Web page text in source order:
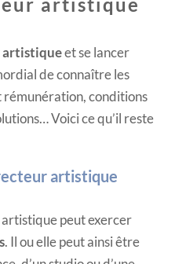
artistique
artistiqueet se lancer
de connaître les
rémunération, conditions
Voici ce qu’il reste
artistique
peut exercer
. Il ou elle peut ainsi être